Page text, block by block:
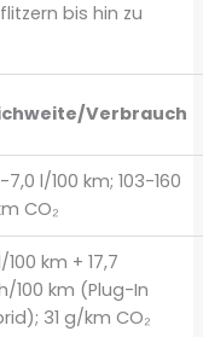
bis hin zu
Verbrauch
7,0 l/100 km; 103-160
CO₂
100 km + 17,7
100 km (Plug-In
31 g/km CO₂